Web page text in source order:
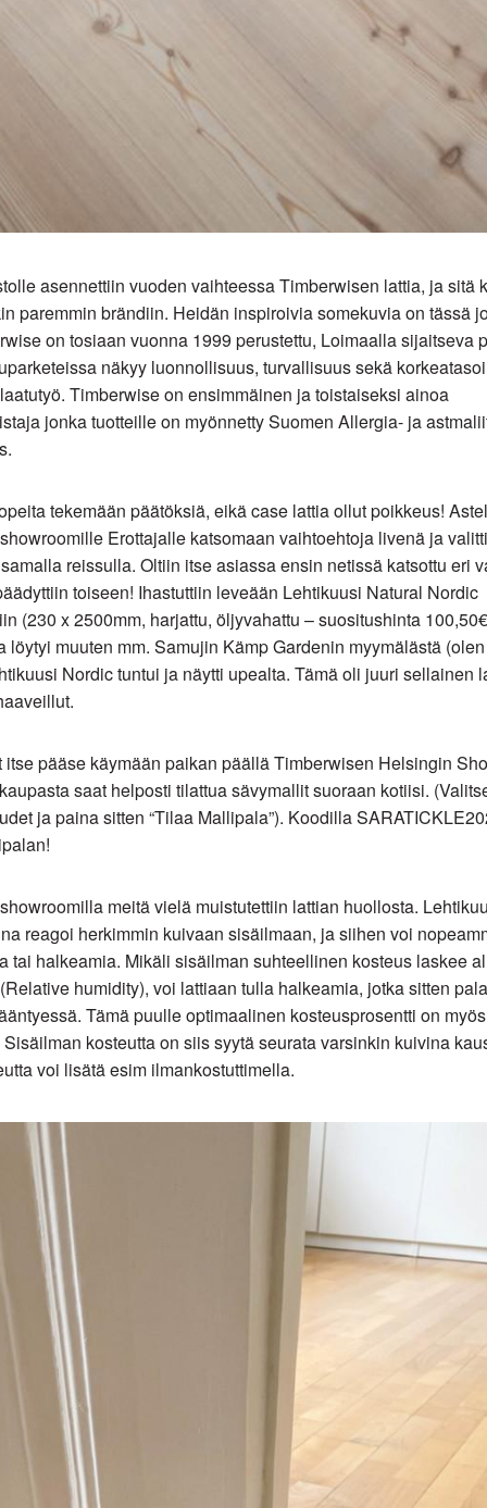
asennettiin vuoden vaihteessa Timberwisen lattia, ja sitä
paremmin brändiin. Heidän inspiroivia somekuvia on tässä
on tosiaan vuonna 1999 perustettu, Loimaalla sijaitseva
näkyy luonnollisuus, turvallisuus sekä
Timberwise on ensimmäinen ja toistaiseksi ainoa
jonka tuotteille on myönnetty Suomen Allergia- ja
tekemään päätöksiä, eikä case lattia ollut poikkeus!
Erottajalle katsomaan vaihtoehtoja livenä ja
reissulla. Oltiin itse asiassa ensin netissä katsottu eri
toiseen! Ihastuttiin leveään Lehtikuusi Natural Nordic
(230 x 2500mm, harjattu, öljyvahattu – suositushinta
löytyi muuten mm. Samujin Kämp Gardenin myymälästä
Nordic tuntui ja näytti upealta. Tämä oli juuri sellainen
itse pääse käymään paikan päällä Timberwisen Helsingin
saat helposti tilattua sävymallit suoraan kotiisi.
ja paina sitten “Tilaa Mallipala”). Koodilla
meitä vielä muistutettiin lattian huollosta.
reagoi herkimmin kuivaan sisäilmaan, ja siihen voi
tai halkeamia. Mikäli sisäilman suhteellinen kosteus laskee
humidity), voi lattiaan tulla halkeamia, jotka sitten
Tämä puulle optimaalinen kosteusprosentti on
kosteutta on siis syytä seurata varsinkin kuivina
voi lisätä esim ilmankostuttimella.